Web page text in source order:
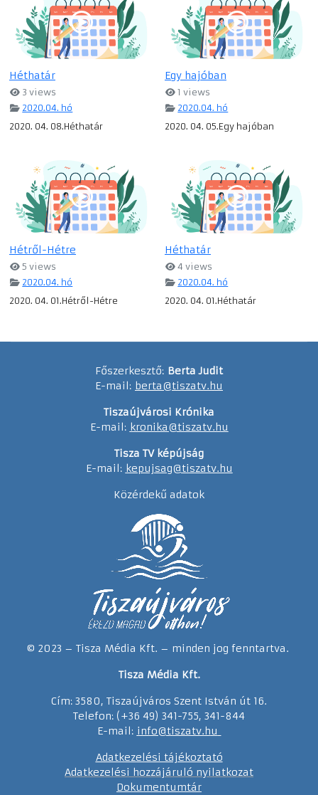
Héthatár
3 views
2020.04. hó
2020. 04. 08.Héthatár
Egy hajóban
1 views
2020.04. hó
2020. 04. 05.Egy hajóban
Hétről-Hétre
5 views
2020.04. hó
2020. 04. 01.Hétről-Hétre
Héthatár
4 views
2020.04. hó
2020. 04. 01.Héthatár
Főszerkesztő: Berta Judit
E-mail: berta@tiszatv.hu
Tiszaújvárosi Krónika
E-mail: kronika@tiszatv.hu
Tisza TV képújság
E-mail: kepujsag@tiszatv.hu
Közérdekű adatok
© 2023 – Tisza Média Kft. – minden jog fenntartva.
Tisza Média Kft.
Cím: 3580, Tiszaújváros Szent István út 16.
Telefon: (+36 49) 341-755, 341-844
E-mail: info@tiszatv. hu
Adatkezelési tájékoztató
Adatkezelési hozzájáruló nyilatkozat
Dokumentumtár